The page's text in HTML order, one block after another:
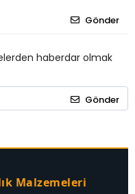
Gönder
haberdar olmak
Gönder
Malzemeleri